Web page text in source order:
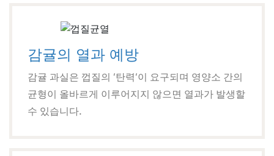
감귤의 열과 예방
감귤 과실은 껍질의 ‘탄력‘이 요구되며 영양소 간의
균형이 올바르게 이루어지지 않으면 열과가 발생할
수 있습니다.